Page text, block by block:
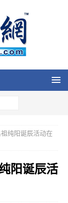
纯阳诞辰活动在
阳诞辰活